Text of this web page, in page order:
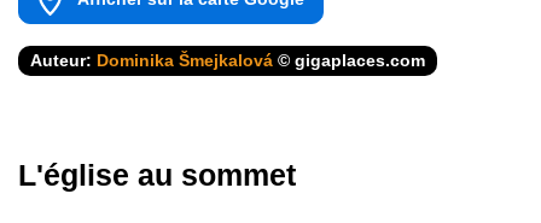
Auteur: Dominika Šmejkalová © gigaplaces.com
L'église au sommet